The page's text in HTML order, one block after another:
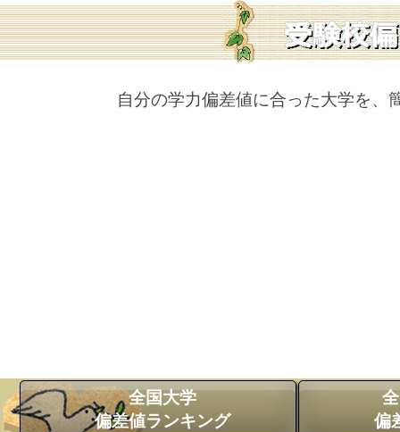
自分の学力偏差値に合った大学を、
全国大学
偏差値ランキング
偏